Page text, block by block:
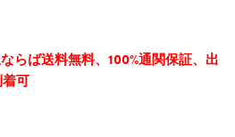
らば送料無料、100%通関保証、出
可